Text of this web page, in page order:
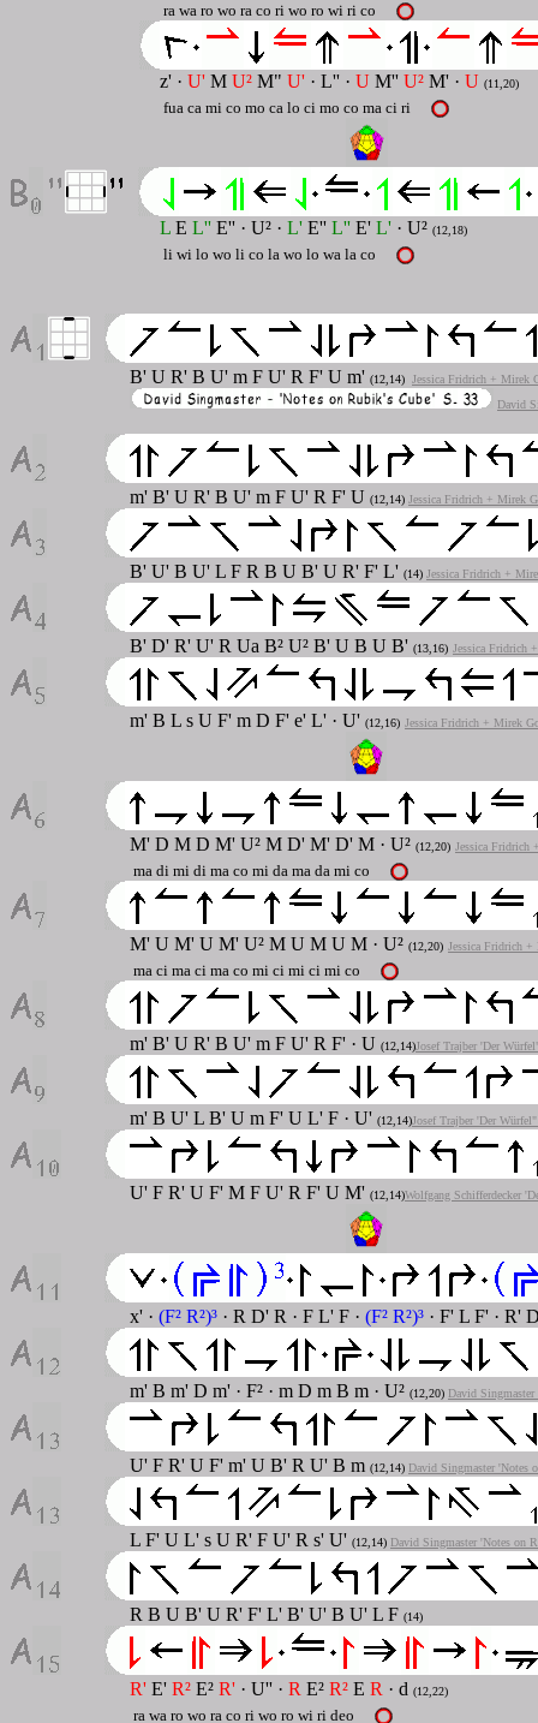
ra wa ro wo ra co ri wo ro wi ri co
z' · U' M U² M" U' · L'' · U M'' U² M' · U (11,20)
fua ca mi co mo ca lo ci mo co ma ci ri
L E L'' E'' · U² · L' E'' L'' E' L' · U² (12,18)
li wi lo wo li co la wo lo wa la co
B' U R' B U' m F U' R F' U m' (12,14) Jessica Fridrich + Mirek
David
m' B' U R' B U' m F U' R F' U (12,14) Jessica Fridrich + Mirek
B' U' B U' L F R B U B' U R' F' L' (14) Jessica Fridrich +
B' D' R' U' R Ua B² U² B' U B U B' (13,16) Jessica Fridrich
m' B L s U F' m D F' e' L' · U' (12,16) Jessica Fridrich + Mirek
M' D M D M' U² M D' M' D' M · U² (12,20) Jessica Fridrich
ma di mi di ma co mi da ma da mi co
M' U M' U M' U² M U M U M · U² (12,20) Jessica Fridrich
ma ci ma ci ma co mi ci mi ci mi co
m' B' U R' B U' m F U' R F' · U (12,14)Josef Trajber 'Der
m' B U' L B' U m F' U L' F · U' (12,14)Josef Trajber 'Der
U' F R' U F' M F U' R F' U M' (12,14)Wolfgang Schifferdecker
x' · (F² R²)³ · R D' R · F L' F · (F² R²)³ · F' L F' · R'
m' B m' D m' · F² · m D m B m · U² (12,20) David
U' F R' U F' m' U B' R U' B m (12,14) David Singmaster 'Notes
L F' U L' s U R' F U' R s' U' (12,14) David Singmaster 'Notes on
R B U B' U R' F' L' B' U' B U' L F (14)
R' E' R² E² R' · U'' · R E² R² E R · d (12,22)
ra wa ro wo ra co ri wo ro wi ri deo